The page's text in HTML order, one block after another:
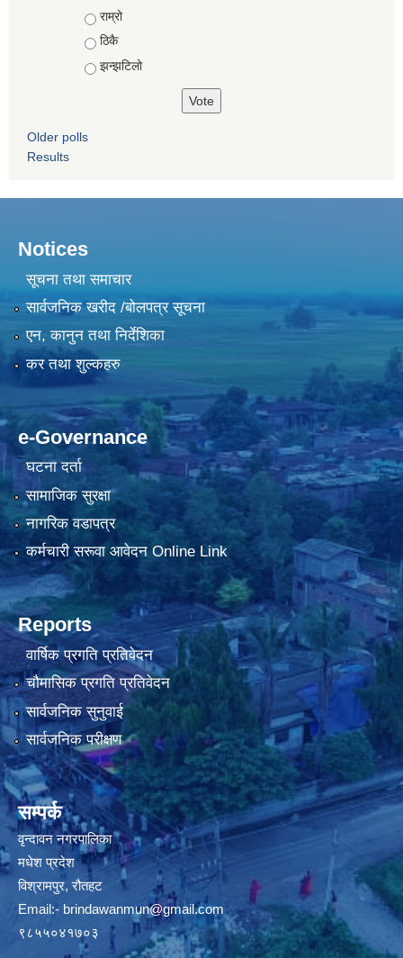
राम्रो
ठिकै
झन्झटिलो
Older polls
Results
Notices
सूचना तथा समाचार
सार्वजनिक खरीद /बोलपत्र सूचना
एन, कानुन तथा निर्देशिका
कर तथा शुल्कहरु
e-Governance
घटना दर्ता
सामाजिक सुरक्षा
नागरिक वडापत्र
कर्मचारी सरूवा आवेदन Online Link
Reports
वार्षिक प्रगति प्रतिवेदन
चौमासिक प्रगति प्रतिवेदन
सार्वजनिक सुनुवाई
सार्वजनिक परीक्षण
सम्पर्क
वृन्दावन नगरपालिका
मधेश प्रदेश
विश्रामपुर, रौतहट
Email:- brindawanmun@gmail.com
९८५५०४१७०३